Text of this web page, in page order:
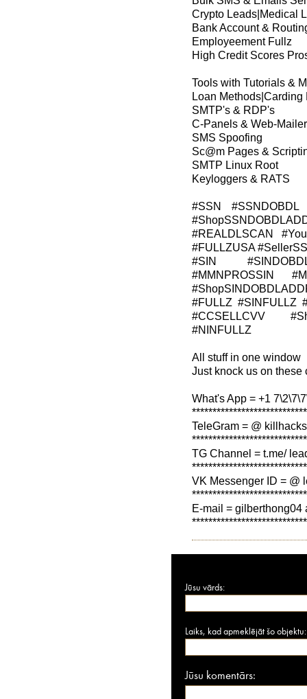
Crypto Leads|Medical
Bank Account &
Employeement Fullz
High Credit Scores
Tools with Tutorials &
Loan Methods|Carding
SMTP's & RDP's
C-Panels & Web-
SMS Spoofing
Sc@m Pages &
SMTP Linux Root
Keyloggers & RATS
#SSN
#REALDLSCAN
#FULLZUSA
#SIN
#MMNPROSSIN
#FULLZ #SINFULLZ
#CCSELLCVV
#NINFULLZ
All stuff in one window
Just knock us on these
What's App = +1
TeleGram = @
TG Channel = t.me/
VK Messenger ID = @
E-mail = gilberthong04
Jūsu vārds:
Laiks, kad apmeklējāt šo objektu:
Jūsu komentārs: